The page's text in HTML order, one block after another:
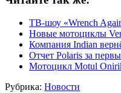
ТВ-шоу «Wrench
Новые мотоциклы
Компания Indian
Отчет Polaris за
Мотоцикл Motul
Рубрика: Новости